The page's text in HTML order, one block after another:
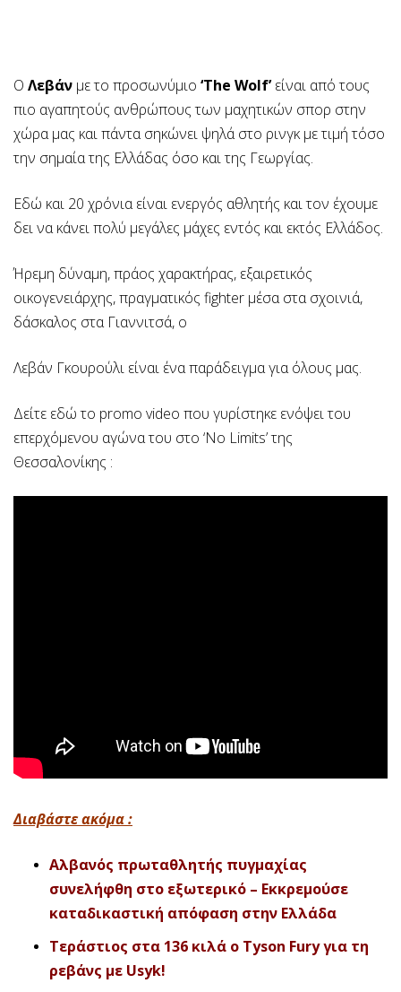
Ο Λεβάν με το προσωνύμιο ‘The Wolf’είναι από τους
πιο αγαπητούς ανθρώπους των μαχητικών σπορ στην
χώρα μας και πάντα σηκώνει ψηλά στο ρινγκ με τιμή τόσο
την σημαία της Ελλάδας όσο και της Γεωργίας.
Εδώ και 20 χρόνια είναι ενεργός αθλητής και τον έχουμε
δει να κάνει πολύ μεγάλες μάχες εντός και εκτός Ελλάδος.
Ήρεμη δύναμη, πράος χαρακτήρας, εξαιρετικός
οικογενειάρχης, πραγματικός fighter μέσα στα σχοινιά,
δάσκαλος στα Γιαννιτσά, ο
Λεβάν Γκουρούλι είναι ένα παράδειγμα για όλους μας.
Δείτε εδώ το promo video που γυρίστηκε ενόψει του
επερχόμενου αγώνα του στο ‘No Limits’ της
Θεσσαλονίκης :
Διαβάστε ακόμα :
Αλβανός πρωταθλητής πυγμαχίας
συνελήφθη στο εξωτερικό – Εκκρεμούσε
καταδικαστική απόφαση στην Ελλάδα
Τεράστιος στα 136 κιλά ο Tyson Fury για τη
ρεβάνς με Usyk!